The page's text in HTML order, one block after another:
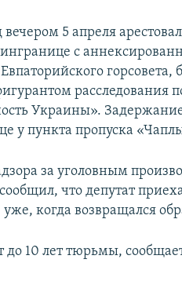
5 апреля
с
горсовета,
расследования
Украины».
у пункта пропуска
за уголовным
сообщил, что депутат
когда возвращался
10 лет тюрьмы,